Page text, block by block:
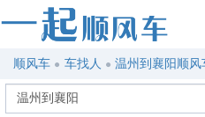
顺风车 车找人 温州到襄阳顺风